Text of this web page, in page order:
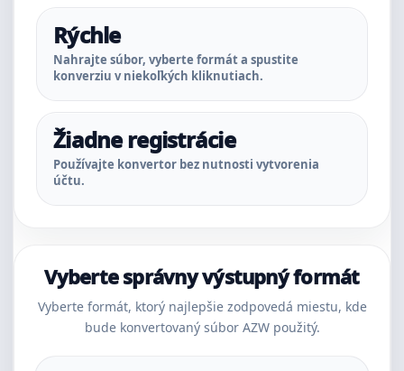
Rýchle
Nahrajte súbor, vyberte formát a spustite
konverziu v niekoľkých kliknutiach.
Žiadne registrácie
Používajte konvertor bez nutnosti vytvorenia
účtu.
Vyberte správny výstupný formát
Vyberte formát, ktorý najlepšie zodpovedá miestu, kde
bude konvertovaný súbor AZW použitý.